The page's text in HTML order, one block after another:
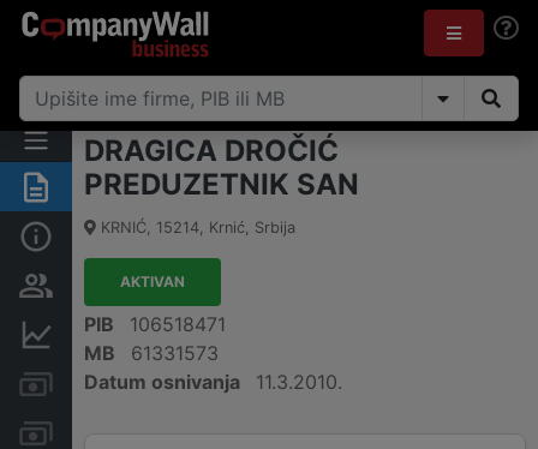
Rezime
Osnovni podaci
Vlasnička struktura
Finansijski podaci
Kreditni limit kompanije
Računi i blokade
DRAGICA DROČIĆ
PREDUZETNIK SAN
KRNIĆ, 15214, Krnić, Srbija
AKTIVAN
PIB
106518471
MB
61331573
Datum osnivanja
11.3.2010.